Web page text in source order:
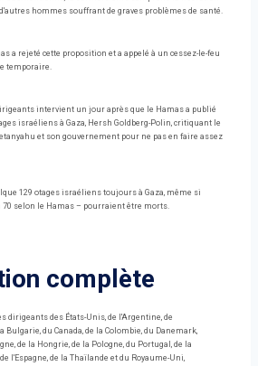
hommes souffrant de graves problèmes de santé.
a rejeté cette proposition et a appelé à un cessez-le-feu
temporaire.
intervient un jour après que le Hamas a publié
israéliens à Gaza, Hersh Goldberg-Polin, critiquant le
et son gouvernement pour ne pas en faire assez
129 otages israéliens toujours à Gaza, même si
70 selon le Hamas – pourraient être morts.
complète
dirigeants des États-Unis, de l'Argentine, de
Bulgarie, du Canada, de la Colombie, du Danemark,
de la Hongrie, de la Pologne, du Portugal, de la
l'Espagne, de la Thaïlande et du Royaume-Uni,